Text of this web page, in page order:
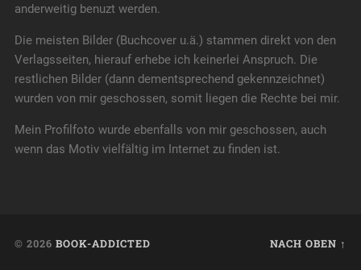
anderweitig benuzt werden.
Die meisten Bilder (Buchcover u.ä.) stammen direkt von den
Verlagsseiten, hierauf erhebe ich keinerlei Anspruch. Die
restlichen Bilder (dann dementsprechend gekennzeichnet)
wurden von mir geschossen, somit liegen die Rechte bei mir.
Mein Profilfoto wurde ebenfalls von mir geschossen, auch
wenn das Motiv vielfältig im Internet zu finden ist.
© 2026 BOOK-ADDICTED NACH OBEN ↑